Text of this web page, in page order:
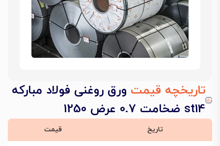
تاریخچه قیمت ورق روغنی فولاد مبارکه
st14 ضخامت 0.7 عرض 1250
تاریخ قیمت